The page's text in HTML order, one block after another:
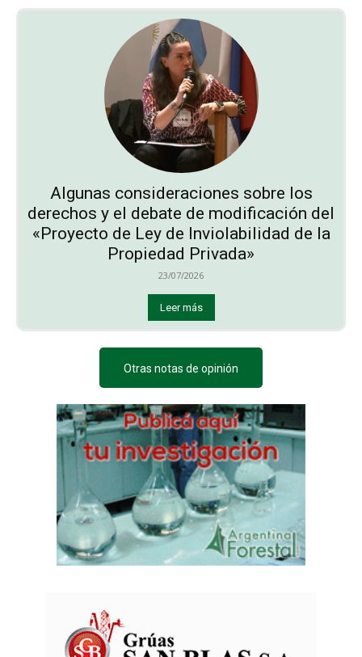
Algunas consideraciones sobre los
derechos y el debate de modificación del
«Proyecto de Ley de Inviolabilidad de la
Propiedad Privada»
23/07/2026
Leer más
Otras notas de opinión